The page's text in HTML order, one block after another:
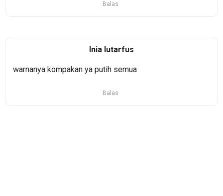
Balas
Inia lutarfus
warnanya kompakan ya putih semua
Balas